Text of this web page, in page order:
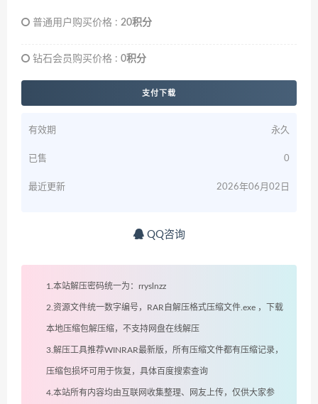
普通用户购买价格 : 20积分
钻石会员购买价格 : 0积分
支付下载
有效期 永久
已售 0
最近更新 2026年06月02日
QQ咨询
1.本站解压密码统一为：rryslnzz
2.资源文件统一数字编号，RAR自解压格式压缩文件.exe ，下载
本地压缩包解压缩，不支持网盘在线解压
3.解压工具推荐WINRAR最新版，所有压缩文件都有压缩记录，
压缩包损坏可用于恢复，具体百度搜索查询
4.本站所有内容均由互联网收集整理、网友上传，仅供大家参